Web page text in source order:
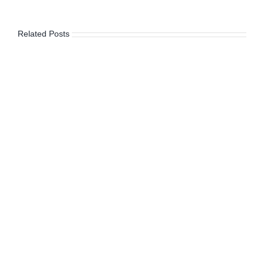
un
Related Posts